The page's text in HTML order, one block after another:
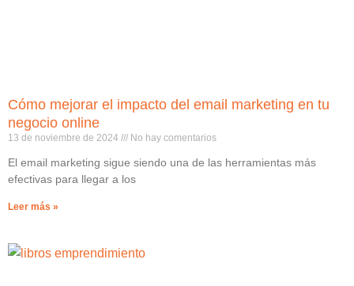
Cómo mejorar el impacto del email marketing en tu
negocio online
13 de noviembre de 2024 No hay comentarios
El email marketing sigue siendo una de las herramientas más
efectivas para llegar a los
Leer más »